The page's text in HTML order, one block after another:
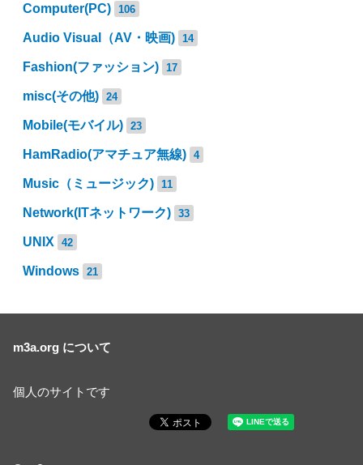
Computer(PC) 106
Audio Visual（AV・映画) 14
Fashion(ファッション) 17
misc(その他) 24
Mobile(モバイル) 23
HamRadio(アマチュア無線) 4
Music（ミュージック) 11
Network(ITネットワーク) 33
UNIX 42
Windows 21
m3a.org について
個人のサイトです